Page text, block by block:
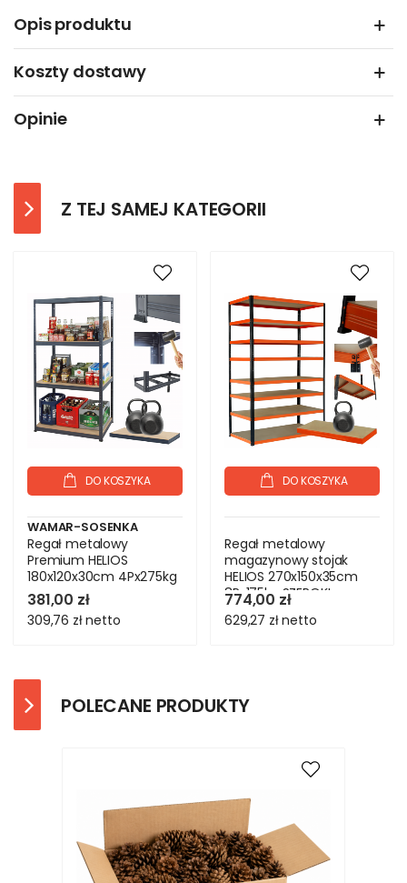
Opis produktu
Koszty dostawy
Opinie
Z TEJ SAMEJ KATEGORII
DO KOSZYKA
WAMAR-SOSENKA
Regał metalowy
Premium HELIOS
180x120x30cm 4Px275kg
381,00 zł
309,76 złnetto
DO KOSZYKA
Regał metalowy
magazynowy stojak
HELIOS 270x150x35cm
8Px175kg SZEROKI
MOCNY
774,00 zł
629,27 złnetto
POLECANE PRODUKTY